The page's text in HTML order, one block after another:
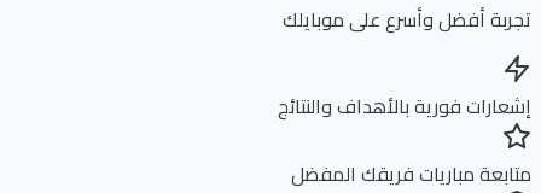
أفضل وأسرع على موبايلك
فورية بالأهداف والنتائج
مباريات فريقك المفضل